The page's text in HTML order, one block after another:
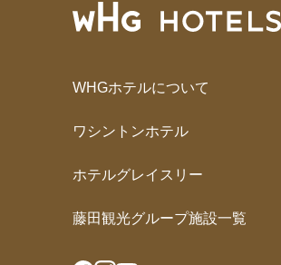
WHGホテルについて
ワシントンホテル
ホテルグレイスリー
藤田観光グループ施設一覧